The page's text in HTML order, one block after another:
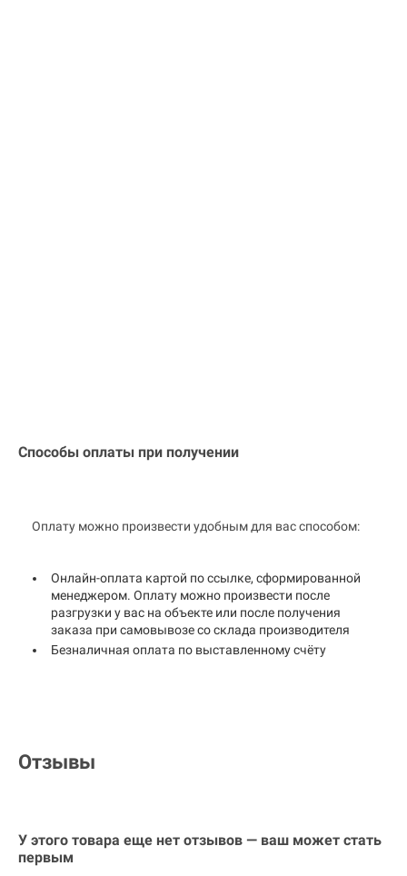
Способы оплаты при получении
Оплату можно произвести удобным для вас способом:
Онлайн-оплата картой по ссылке, сформированной
менеджером. Оплату можно произвести после
разгрузки у вас на объекте или после получения
заказа при самовывозе со склада производителя
Безналичная оплата по выставленному счёту
Отзывы
У этого товара еще нет отзывов — ваш может стать
первым